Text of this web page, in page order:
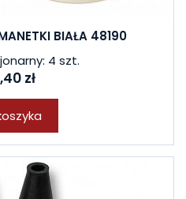
BIAŁA 48190
4 szt.
zł